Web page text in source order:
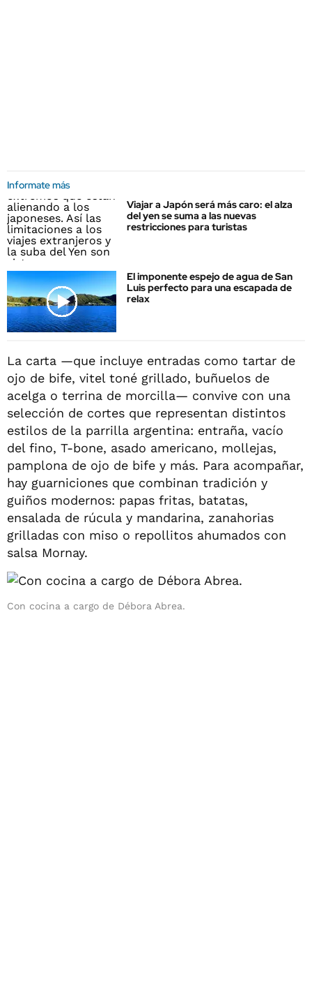
Informate más
Viajar a Japón será más caro: el alza
del yen se suma a las nuevas
restricciones para turistas
El imponente espejo de agua de San
Luis perfecto para una escapada de
relax
La carta —que incluye entradas como tartar de
ojo de bife, vitel toné grillado, buñuelos de
acelga o terrina de morcilla— convive con una
selección de cortes que representan distintos
estilos de la parrilla argentina: entraña, vacío
del fino, T-bone, asado americano, mollejas,
pamplona de ojo de bife y más. Para acompañar,
hay guarniciones que combinan tradición y
guiños modernos: papas fritas, batatas,
ensalada de rúcula y mandarina, zanahorias
grilladas con miso o repollitos ahumados con
salsa Mornay.
Con cocina a cargo de Débora Abrea.